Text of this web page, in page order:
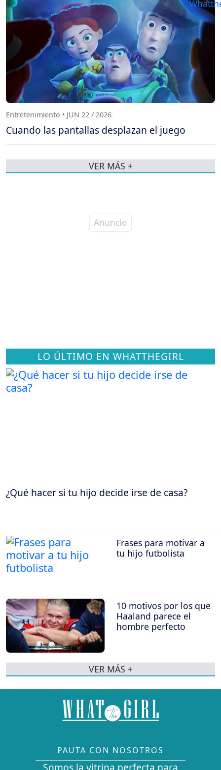
LO ÚLTIMO EN WHATTHEGIRL
¿Qué hacer si tu hijo decide irse de casa?
Frases para motivar a
tu hijo futbolista
10 motivos por los que
Haaland parece el
hombre perfecto
VER MÁS +
Entretenimiento • JUN 22 / 2026
Cuando las pantallas desplazan el juego
VER MÁS +
PAUTA CON NOSOTROS